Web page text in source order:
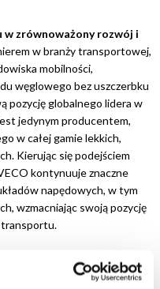
w zrównoważony rozwój i
w branży transportowej,
mobilności,
węglowego bez uszczerbku
pozycję globalnego lidera w
jedynym producentem,
w całej gamie lekkich,
Kierując się podejściem
kontynuuje znaczne
napędowych, w tym
wzmacniając swoją pozycję
transportu.
głębokie zaangażowanie